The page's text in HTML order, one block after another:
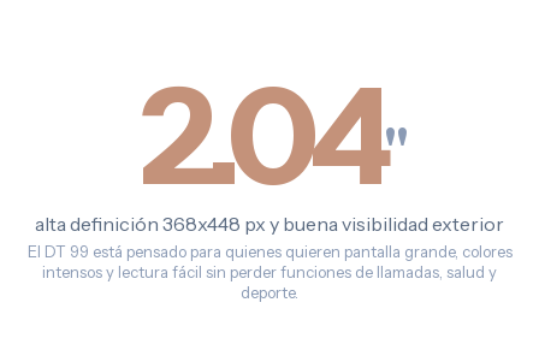
2.04"
alta definición 368x448 px y buena visibilidad exterior
El DT 99 está pensado para quienes quieren pantalla grande, colores
intensos y lectura fácil sin perder funciones de llamadas, salud y
deporte.